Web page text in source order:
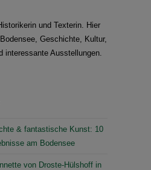
und Texterin. Hier
Geschichte, Kultur,
interessante Ausstellungen.
& fantastische Kunst: 10
am Bodensee
von Droste-Hülshoff in